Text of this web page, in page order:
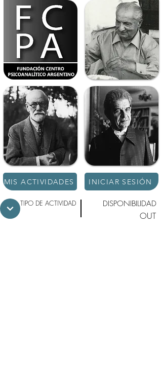
MIS ACTIVIDADES INICIAR SESIÓN
TIPO DE ACTIVIDAD DISPONIBILIDAD
OUT